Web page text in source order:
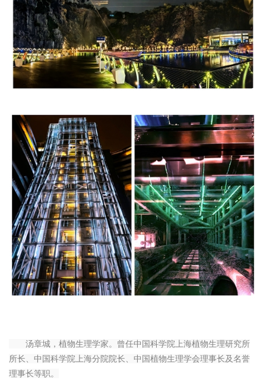
汤章城，植物生理学家。曾任中国科学院上海植物生理研究所
所长、中国科学院上海分院院长、中国植物生理学会理事长及名誉
理事长等职。